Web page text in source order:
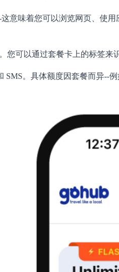
意味着您可以浏览网页、使
您可以通过套餐卡上的标签来
SMS。具体额度因套餐而异--